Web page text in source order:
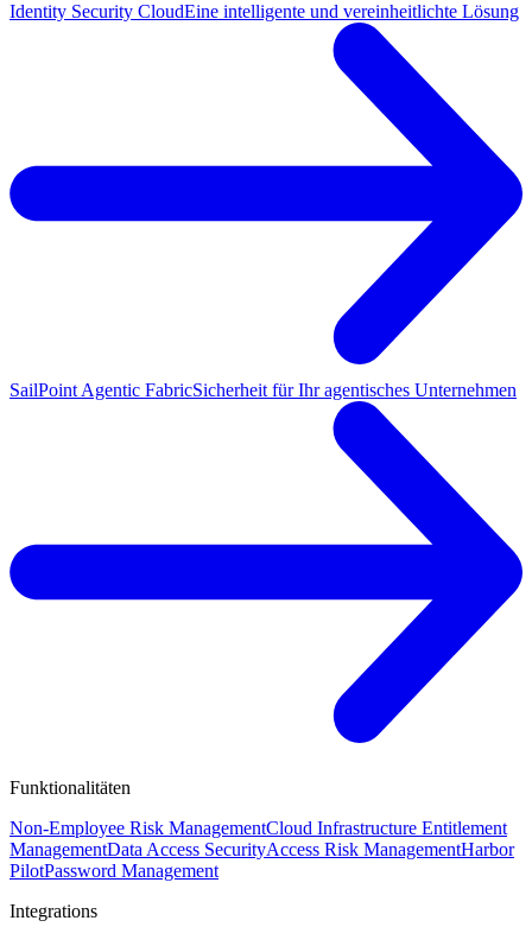
Identity Security CloudEine intelligente und vereinheitlichte Lösung
SailPoint Agentic FabricSicherheit für Ihr agentisches Unternehmen
Funktionalitäten
Non-Employee Risk ManagementCloud Infrastructure Entitlement
ManagementData Access SecurityAccess Risk ManagementHarbor
PilotPassword Management
Integrations